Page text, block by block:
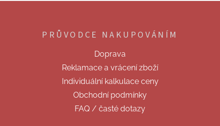
PRŮVODCE NAKUPOVÁNÍM
Doprava
Reklamace a vrácení zboží
Individuální kalkulace ceny
Obchodní podmínky
FAQ / časté dotazy